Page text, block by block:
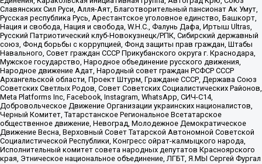
Славянских Сил Руси, Алля-Аят, Благотворительный пансионат Ак Умут,
Русская республика Русь, Арестантское уголовное единство, Башкорт,
Нация и свобода, Нация и свобода, W.H.С., Фалунь Дафа, Иртыш Ultras,
Русский Патриотический клуб-Новокузнецк/РПК, Сибирский державный
союз, Фонд борьбы с коррупцией, Фонд защиты прав граждан, Штабы
Навального, Совет граждан СССР Прикубанского округа г. Краснодара,
Мужское государство, Народное объединение русского движения,
Народное движение Адат, Народный совет граждан РСФСР СССР
Архангельской области, Проект Штурм, Граждане СССР, Держава Союз
Советских Светлых Родов, Совет Советских Социалистических Районов,
Meta Platforms Inc, Facebook, Instagram, WhatsApp, СИЧ-С14,
Добровольческое Движение Организации украинских националистов,
Черный Комитет, Татарстанское Региональное Всетатарское
общественное движение, Невоград, Молодежное Демократическое
Движение Весна, Верховный Совет Татарской Автономной Советской
Социалистической Республики, Конгресс ойрат-калмыцкого народа,
Исполнительный комитет совета народных депутатов Красноярского
края, Этническое национальное объединение, ЛГБТ, Я.МЫ Сергей Фургал